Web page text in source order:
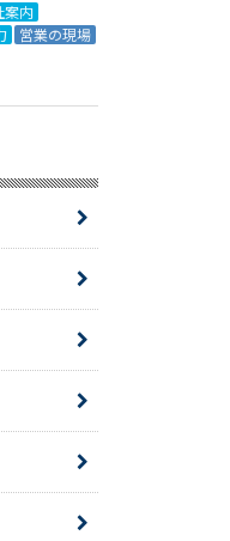
案内
営業の現場